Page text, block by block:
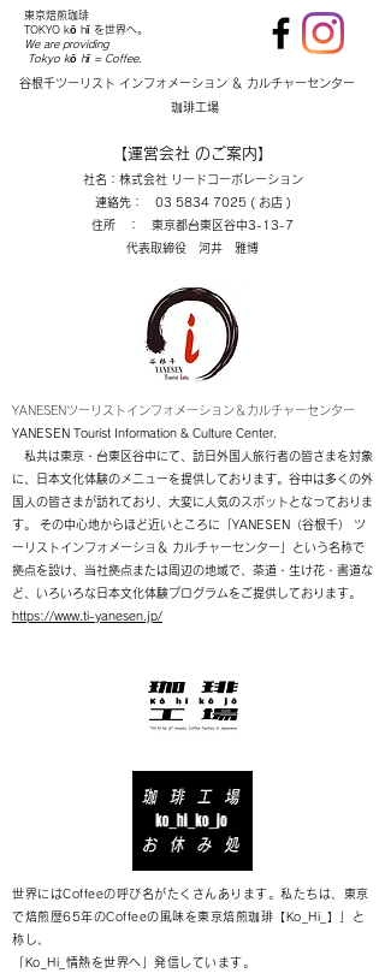
東京焙煎珈琲
TOKYO kō hī を世界へ。
We are providing
Tokyo kō hī = Coffee.
谷根千ツーリスト インフォメーション ＆ カルチャーセンター
珈琲工場
【運営会社 のご案内】
社名：株式会社 リードコーポレーション
連絡先：
03 5834 7025( お店 )
住所 ： 東京都台東区谷中3-13-7
代表取締役 河井 雅博
YANESENツーリストインフォメーション＆カルチャーセンター
YANESEN Tourist Information & Culture Center.
私共は東京・台東区谷中にて、訪日外国人旅行者の皆さまを対象
に、日本文化体験のメニューを提供しております。谷中は多くの外
国人の皆さまが訪れており、大変に人気のスポットとなっておりま
す。 その中心地からほど近いところに「YANESEN（谷根千） ツ
ーリストインフォメーショ＆ カルチャーセンター」という名称で
拠点を設け、当社拠点または周辺の地域で、茶道・生け花・書道な
ど、いろいろな日本文化体験プログラムをご提供しております。
https://www.ti-yanesen.jp/
世界にはCoffeeの呼び名がたくさんあります。私たちは、東京
で焙煎歴65年のCoffeeの風味を東京焙煎珈琲【Ko_Hi_】」と
称し、
「Ko_Hi_情熱を世界へ」発信しています。